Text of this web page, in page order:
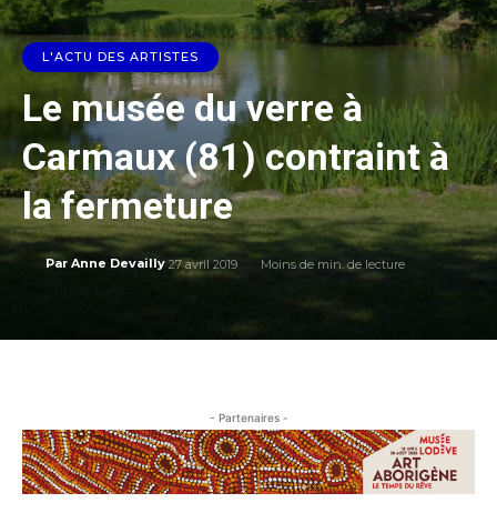
L'ACTU DES ARTISTES
Le musée du verre à
Carmaux (81) contraint à
la fermeture
Par Anne Devailly 27 avril 2019 Moins de min. de lecture
- Partenaires -